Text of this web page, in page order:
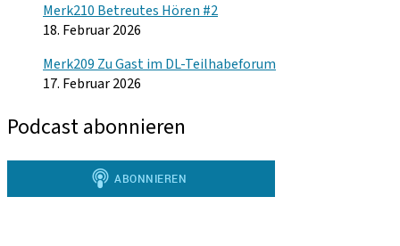
Merk210 Betreutes Hören #2
18. Februar 2026
Merk209 Zu Gast im DL-Teilhabeforum
17. Februar 2026
Podcast abonnieren